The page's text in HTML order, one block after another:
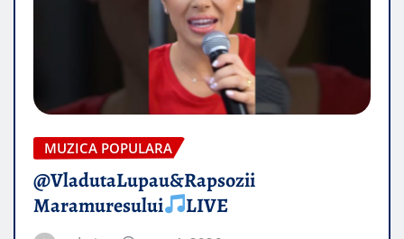
MUZICA POPULARA
@VladutaLupau&Rapsozii
Maramuresului
LIVE